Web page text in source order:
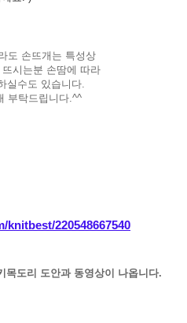
도 손뜨개는 특성상
시는분 손땀에 따라
실수도 있습니다.
부탁드립니다.^^
knitbest/220548667540
목도리 도안과 동영상이 나옵니다.